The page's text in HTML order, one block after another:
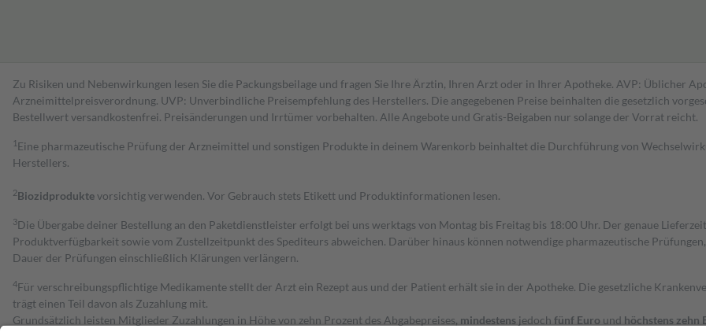
Zu Risiken und Nebenwirkungen lesen Sie die Packungsbeilage und fragen Sie Ihre Ärztin, Ihren Arzt oder in Ihrer Apotheke. AVP: Üblicher
Arzneimittelpreisverordnung. UVP: Unverbindliche Preisempfehlung des Herstellers. Die angegebenen Preise beinhalten die gesetzlich
Bestell­wert versand­kosten­frei. Preisänderungen und Irrtümer vorbehalten. Alle Angebote und Gratis-Beigaben nur solange der Vorrat reicht.
1 Eine pharmazeutische Prüfung der Arzneimittel und sonstigen Produkte in deinem Warenkorb beinhaltet die Durchführung von
Herstellers.
2Biozidproduktevorsichtig verwenden. Vor Gebrauch stets Etikett und Produktinformationen lesen.
3Die Übergabe deiner Bestellung an den Paketdienstleister erfolgt bei uns werktags von Montag bis Freitag bis 18:00 Uhr. Der genaue
Produktverfügbarkeit sowie vom Zustellzeitpunkt des Spediteurs abweichen. Darüber hinaus können notwendige pharmazeutische
Dauer der Prüfungen einschließlich Klärungen verlängern.
4Für verschreibungspflichtige Medikamente stellt der Arzt ein Rezept aus und der Patient erhält sie in der Apotheke. Die gesetzliche
trägt einen Teil davon als Zuzahlung mit.
Grundsätzlich leisten Mitglieder Zuzahlungen in Höhe von zehn Prozent des Abgabepreises, mindestens jedoch fünf Euro und höchstens zehn